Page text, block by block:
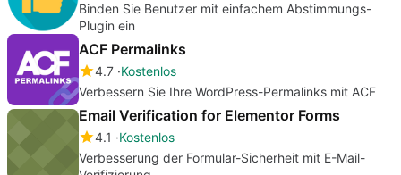
Binden Sie Benutzer mit einfachem Abstimmungs-
Plugin ein
ACF Permalinks
4.7 Kostenlos
Verbessern Sie Ihre WordPress-Permalinks mit ACF
Email Verification for Elementor Forms
4.1
Kostenlos
Verbesserung der Formular-Sicherheit mit E-Mail-